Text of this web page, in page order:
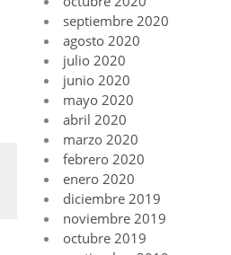
septiembre 2020
agosto 2020
julio 2020
junio 2020
mayo 2020
abril 2020
marzo 2020
febrero 2020
enero 2020
diciembre 2019
noviembre 2019
octubre 2019